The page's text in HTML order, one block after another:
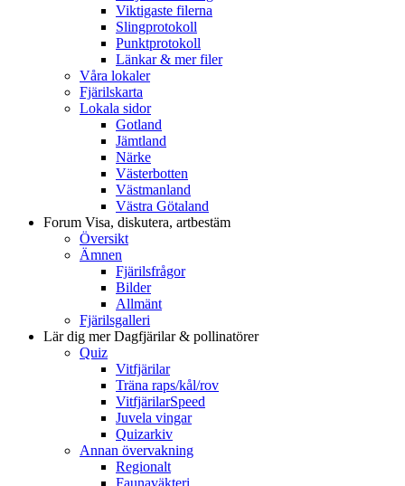
Viktigaste filerna
Slingprotokoll
Punktprotokoll
Länkar & mer filer
Våra lokaler
Fjärilskarta
Lokala sidor
Gotland
Jämtland
Närke
Västerbotten
Västmanland
Västra Götaland
Forum Visa, diskutera, artbestäm
Översikt
Ämnen
Fjärilsfrågor
Bilder
Allmänt
Fjärilsgalleri
Lär dig merDagfjärilar & pollinatörer
Quiz
Vitfjärilar
Träna raps/kål/rov
VitfjärilarSpeed
Juvela vingar
Quizarkiv
Annan övervakning
Regionalt
Faunaväkteri